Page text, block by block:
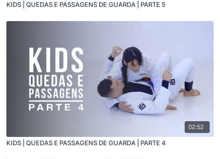
KIDS | QUEDAS E PASSAGENS DE GUARDA | PARTE 5
02:52
KIDS | QUEDAS E PASSAGENS DE GUARDA | PARTE 4